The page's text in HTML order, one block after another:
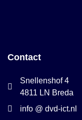
Contact
Snellenshof 4
4811 LN Breda
info @ dvd-ict.nl